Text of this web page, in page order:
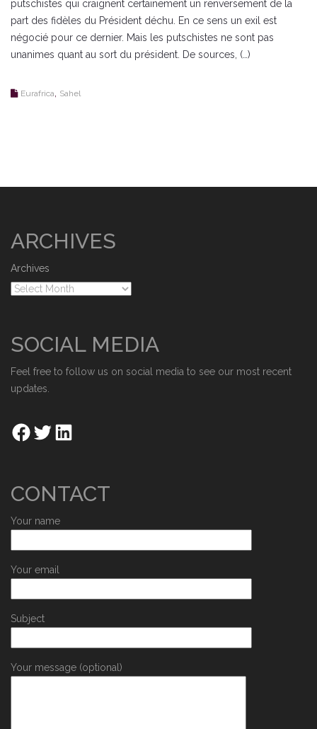
putschistes qui craignent certainement un renversement de la
part des fidèles du Président déchu. En ce sens un exil est
négocié pour ce dernier. Mais les putschistes ne sont pas
unanimes quant au sort du président. De sources, (…)
Eurafrica Sahel
ARCHIVES
Archives
SOCIAL MEDIA
Feel free to follow us on social media to see our most recent
updates.
CONTACT
Your name
Your email
Subject
Your message (optional)